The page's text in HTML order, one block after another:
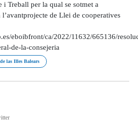
i Treball per la qual se sotmet a
de Llei de cooperatives
eboibfront/ca/2022/11632/665136/
de-la-consejeria
las Illes Balears